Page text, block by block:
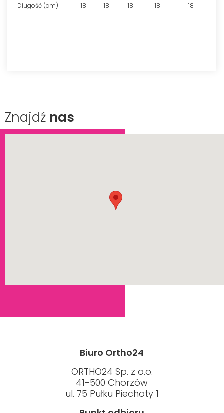
Długość (cm) 18 18 18 18 18
Znajdź nas
Biuro Ortho24
ORTHO24 Sp. z o.o.
41-500 Chorzów
ul. 75 Pułku Piechoty 1